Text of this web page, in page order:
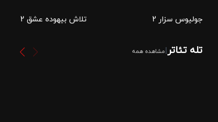
جولیوس سزار 2 تلاش بیهوده عشق 2
تله تئاتر|مشاهده همه